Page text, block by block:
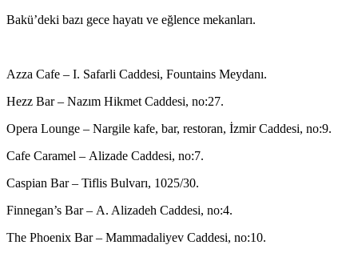
Bakü’deki bazı gece hayatı ve eğlence mekanları.
Azza Cafe – I. Safarli Caddesi, Fountains Meydanı.
Hezz Bar – Nazım Hikmet Caddesi, no:27.
Opera Lounge – Nargile kafe, bar, restoran, İzmir Caddesi, no:9.
Cafe Caramel – Alizade Caddesi, no:7.
Caspian Bar – Tiflis Bulvarı, 1025/30.
Finnegan’s Bar – A. Alizadeh Caddesi, no:4.
The Phoenix Bar – Mammadaliyev Caddesi, no:10.